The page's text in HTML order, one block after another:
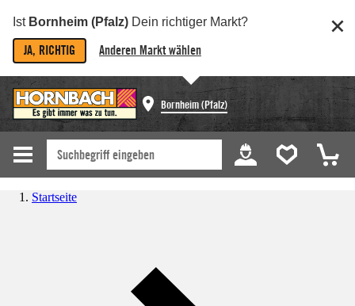
Ist Bornheim (Pfalz) Dein richtiger Markt?
JA, RICHTIG Anderen Markt wählen
Bornheim (Pfalz)
Startseite